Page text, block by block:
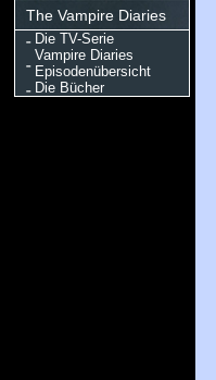
The Vampire Diaries
Die TV-Serie
Vampire Diaries
Episodenübersicht
Die Bücher